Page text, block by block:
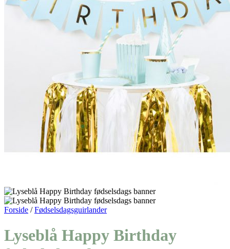
Forside / Fødselsdagsguirlander
Lyseblå Happy Birthday